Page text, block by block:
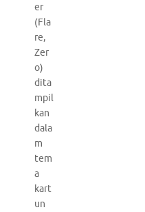
er
(Fla
re,
Zer
o)
dita
mpil
kan
dala
m
tem
a
kart
un